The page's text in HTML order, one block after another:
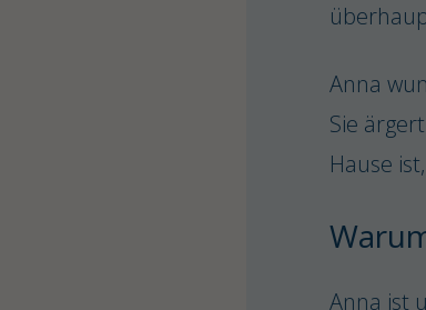
Anna
Sie
Hause
Anna ist